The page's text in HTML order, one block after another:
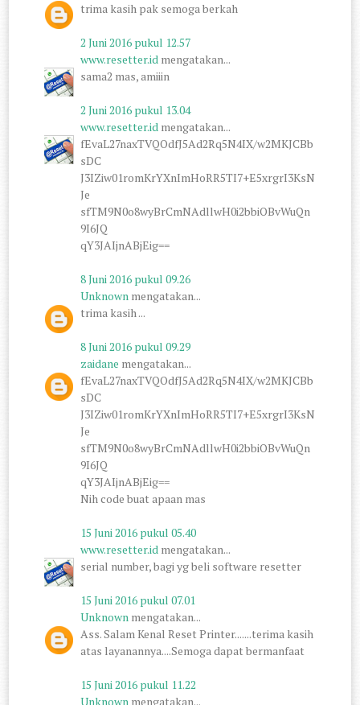
trima kasih pak semoga berkah
2 Juni 2016 pukul 12.57
www.resetter.id mengatakan...
sama2 mas, amiiin
2 Juni 2016 pukul 13.04
www.resetter.id mengatakan...
fEvaL27naxTVQOdfJ5Ad2Rq5N4IX/w2MKJCBb
sDC
J3IZiw01romKrYXnImHoRR5TI7+E5xrgrI3KsN
Je
sfTM9N0o8wyBrCmNAdllwH0i2bbiOBvWuQn
9I6JQ
qY3JAIjnABjEig==
8 Juni 2016 pukul 09.26
Unknown mengatakan...
trima kasih ...
8 Juni 2016 pukul 09.29
zaidane mengatakan...
fEvaL27naxTVQOdfJ5Ad2Rq5N4IX/w2MKJCBb
sDC
J3IZiw01romKrYXnImHoRR5TI7+E5xrgrI3KsN
Je
sfTM9N0o8wyBrCmNAdllwH0i2bbiOBvWuQn
9I6JQ
qY3JAIjnABjEig==
Nih code buat apaan mas
15 Juni 2016 pukul 05.40
www.resetter.id mengatakan...
serial number, bagi yg beli software resetter
15 Juni 2016 pukul 07.01
Unknown mengatakan...
Ass. Salam Kenal Reset Printer.......terima kasih
atas layanannya....Semoga dapat bermanfaat
15 Juni 2016 pukul 11.22
Unknown mengatakan...